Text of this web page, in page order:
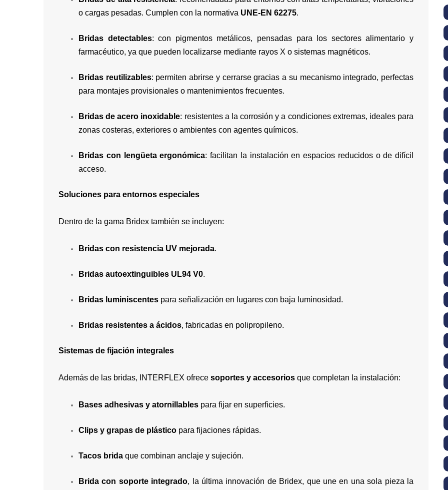
o cargas pesadas. Cumplen con la normativa UNE-EN 62275.
Bridas detectables: con pigmentos metálicos, pensadas para los sectores alimentario y
farmacéutico, ya que pueden localizarse mediante rayos X o sistemas magnéticos.
Bridas reutilizables: permiten abrirse y cerrarse gracias a su mecanismo integrado, perfectas
para montajes provisionales o mantenimientos frecuentes.
Bridas de acero inoxidable: resistentes a la corrosión y a condiciones extremas, ideales para
zonas costeras, exteriores o ambientes con agentes químicos.
Bridas con lengüeta ergonómica: facilitan la instalación en espacios reducidos o de difícil
acceso.
Soluciones para entornos especiales
Dentro de la gama Bridex también se incluyen:
Bridas con resistencia UV mejorada.
Bridas autoextinguibles UL94 V0.
Bridas luminiscentes para señalización en lugares con baja luminosidad.
Bridas resistentes a ácidos, fabricadas en polipropileno.
Sistemas de fijación integrales
Además de las bridas, INTERFLEX ofrece soportes y accesorios que completan la instalación:
Bases adhesivas y atornillables para fijar en superficies.
Clips y grapas de plástico para fijaciones rápidas.
Tacos brida que combinan anclaje y sujeción.
Brida con soporte integrado, la última innovación de Bridex, que une en una sola pieza la